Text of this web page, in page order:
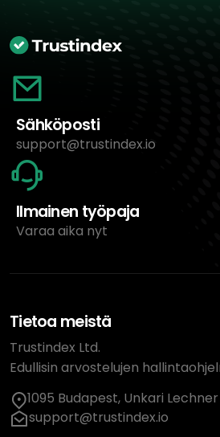
Sähköposti
support@trustindex.io
Ilmainen työpaja
Varaa aika nyt
Tietoa meistä
Trustindex Ltd.
Edullisin arvostelujen
1095 Budapest, Unkari
support@trustindex.io